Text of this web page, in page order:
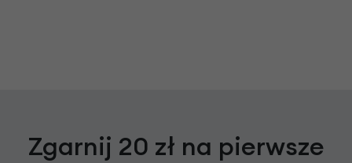
Zgarnij 20 zł na pierwsze